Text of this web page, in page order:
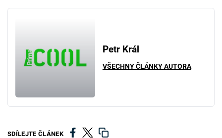
Petr Král
VŠECHNY ČLÁNKY AUTORA
SDÍLEJTE ČLÁNEK